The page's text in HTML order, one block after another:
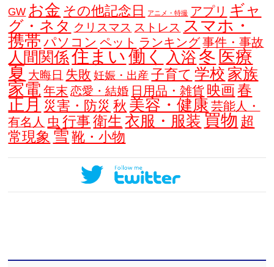
GW お金 その他記念日 アニメ・特撮 アプリ ギャ
グ・ネタ クリスマス ストレス スマホ・
携帯 パソコン ペット ランキング事件・事故
人間関係住まい 働く 入浴 冬 医療
夏 大晦日 失敗 妊娠・出産 子育て 学校 家族
家電 年末 恋愛・結婚 日用品・雑貨 映画 春
正月 災害・防災 秋 美容・健康 芸能人・
有名人 虫 行事 衛生 衣服・服装 買物 超
常現象 雪 靴・小物